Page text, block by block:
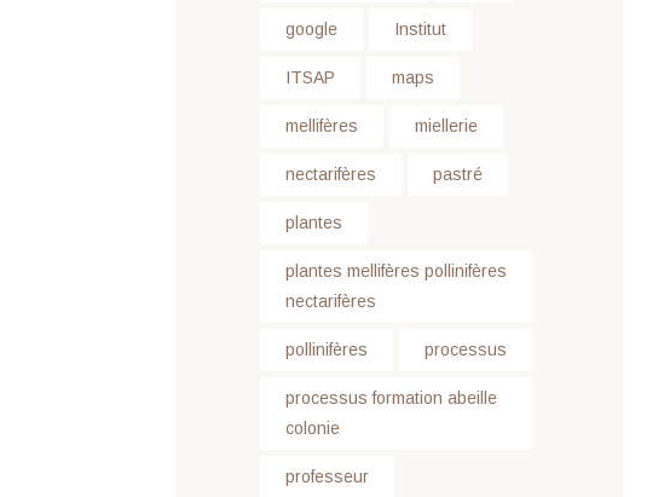
google Institut
ITSAP maps
mellifères miellerie
nectarifères pastré
plantes
plantes mellifères pollinifères
nectarifères
pollinifères processus
processus formation abeille
colonie
professeur